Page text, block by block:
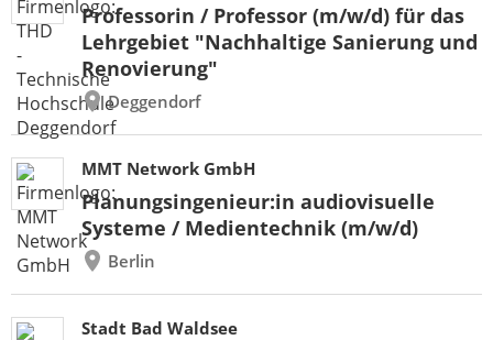
Professorin / Professor (m/w/d) für das
Lehrgebiet "Nachhaltige Sanierung und
Renovierung"
Deggendorf
MMT Network GmbH
Planungsingenieur:in audiovisuelle
Systeme / Medientechnik (m/w/d)
Berlin
Stadt Bad Waldsee